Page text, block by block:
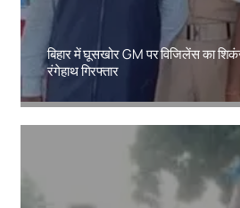
बिहार में घूसखोर GM पर विजिलेंस का
रंगेहाथ गिरफ्तार